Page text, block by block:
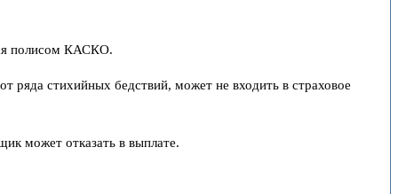
полисом КАСКО.
ряда стихийных бедствий, может не входить в страховое
может отказать в выплате.